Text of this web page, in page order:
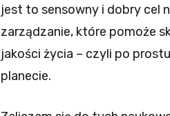
jest to sensowny i dobry cel
zarządzanie, które pomoże
jakości życia – czyli po
planecie.